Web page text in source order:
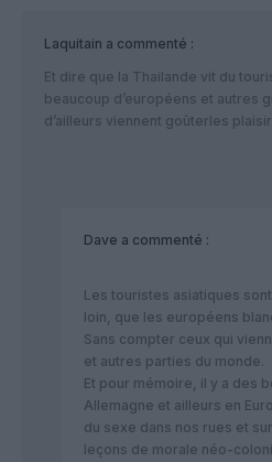
Laquitain a commenté :
Et dire que la Thailande vit du
beaucoup d’européens et autres
d’ailleurs viennent goûterles
Dave a commenté :
Les touristes asiatiques
loin, que les européens
Sans compter ceux qui
et autres parties du monde.
Et pour mémoire, il y a des
Allemagne et ailleurs en
du sexe dans nos rues et
leçons de morale néo-